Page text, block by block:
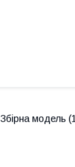
Збірна модель